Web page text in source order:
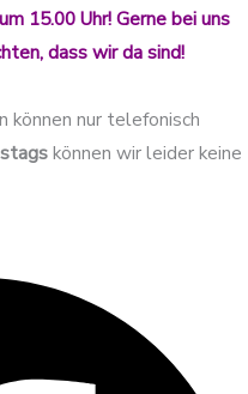
15.00 Uhr! Gerne bei uns
dass wir da sind!
können nur telefonisch
können wir leider keine